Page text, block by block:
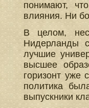
понимают,
влияния. Ни
В целом,
Нидерланды
лучшие
высшее
горизонт уже
политика
выпускники